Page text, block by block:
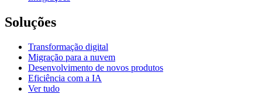
Soluções
Transformação digital
Migração para a nuvem
Desenvolvimento de novos produtos
Eficiência com a IA
Ver tudo